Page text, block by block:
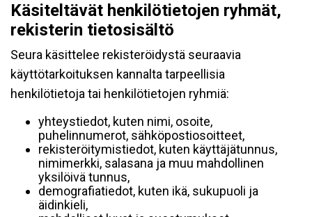
Käsiteltävät henkilötietojen ryhmät,
rekisterin tietosisältö
Seura käsittelee rekisteröidystä seuraavia
käyttötarkoituksen kannalta tarpeellisia
henkilötietoja tai henkilötietojen ryhmiä:
yhteystiedot, kuten nimi, osoite,
puhelinnumerot, sähköpostiosoitteet,
rekisteröitymistiedot, kuten käyttäjätunnus,
nimimerkki, salasana ja muu mahdollinen
yksilöivä tunnus,
demografiatiedot, kuten ikä, sukupuoli ja
äidinkieli,